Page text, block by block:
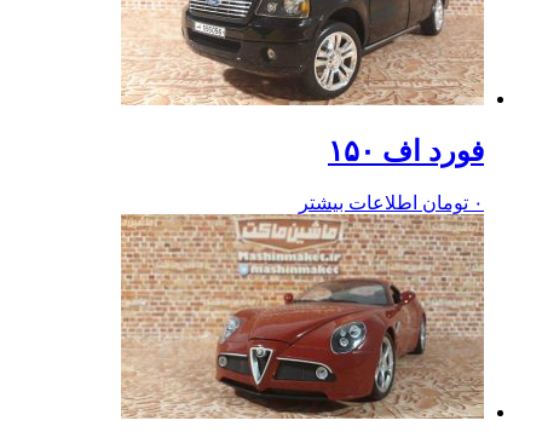
فورد اف ۱۵۰
۰ تومان اطلاعات بیشتر